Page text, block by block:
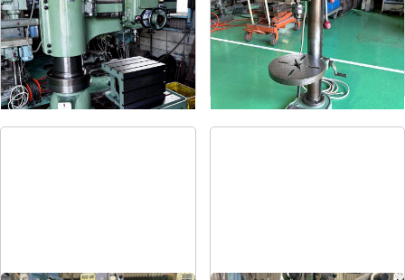
メーカー 森精機
形 式 YR3-115
年 式-
メーカー 吉良
形 式KRT-340
式-